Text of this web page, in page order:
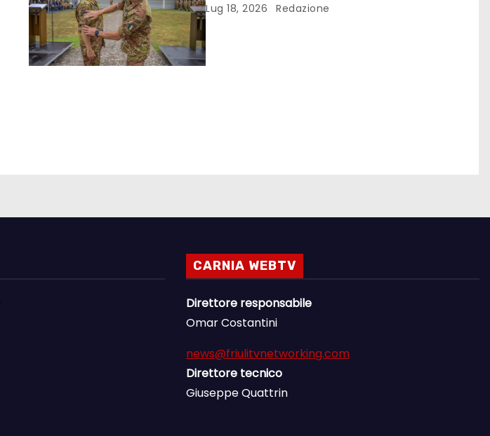
Lug 18, 2026 Redazione
CARNIA WEBTV
Direttore responsabile
Omar Costantini
news@friulitvnetworking.com
Direttore tecnico
Giuseppe Quattrin